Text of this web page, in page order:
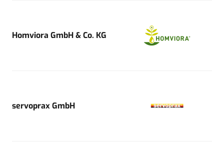
Homviora GmbH & Co. KG
servoprax GmbH